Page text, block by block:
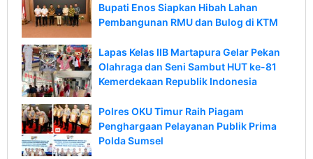
Bupati Enos Siapkan Hibah Lahan
Pembangunan RMU dan Bulog di KTM
Lapas Kelas IIB Martapura Gelar Pekan
Olahraga dan Seni Sambut HUT ke-81
Kemerdekaan Republik Indonesia
Polres OKU Timur Raih Piagam
Penghargaan Pelayanan Publik Prima
Polda Sumsel